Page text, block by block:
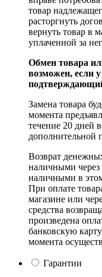
товар
расторгнуть
вернуть товар в
уплаченной за
Обмен товара
возможен, если
Замена товара
момента
течение 20 дней
дополнительной
Возврат
наличными через
наличными в
При оплате
магазине или
средства
произведена
банковскую
момента
Гарантии